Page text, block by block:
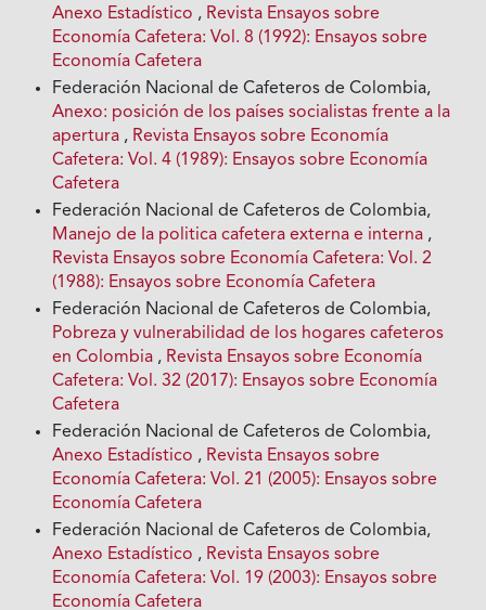
Anexo Estadístico , Revista Ensayos sobre
Economía Cafetera: Vol. 8 (1992): Ensayos sobre
Economía Cafetera
Federación Nacional de Cafeteros de Colombia,
Anexo: posición de los países socialistas frente a la
apertura , Revista Ensayos sobre Economía
Cafetera: Vol. 4 (1989): Ensayos sobre Economía
Cafetera
Federación Nacional de Cafeteros de Colombia,
Manejo de Ia politica cafetera externa e interna ,
Revista Ensayos sobre Economía Cafetera: Vol. 2
(1988): Ensayos sobre Economía Cafetera
Federación Nacional de Cafeteros de Colombia,
Pobreza y vulnerabilidad de los hogares cafeteros
en Colombia , Revista Ensayos sobre Economía
Cafetera: Vol. 32 (2017): Ensayos sobre Economía
Cafetera
Federación Nacional de Cafeteros de Colombia,
Anexo Estadístico , Revista Ensayos sobre
Economía Cafetera: Vol. 21 (2005): Ensayos sobre
Economía Cafetera
Federación Nacional de Cafeteros de Colombia,
Anexo Estadístico , Revista Ensayos sobre
Economía Cafetera: Vol. 19 (2003): Ensayos sobre
Economía Cafetera